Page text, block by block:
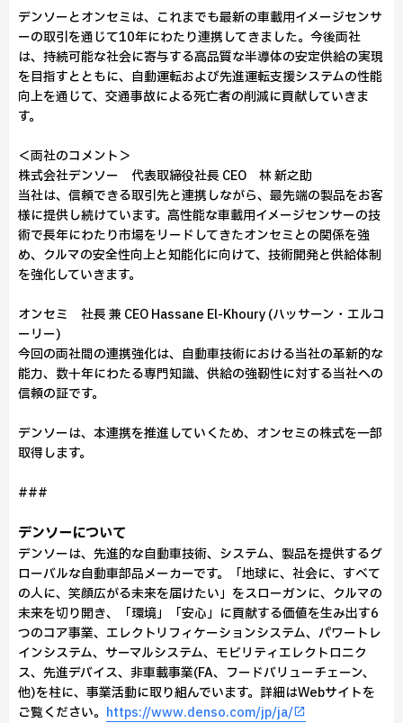
デンソーとオンセミは、これまでも最新の車載用イメージセンサ
ーの取引を通じて10年にわたり連携してきました。今後両社
は、持続可能な社会に寄与する高品質な半導体の安定供給の実現
を目指すとともに、自動運転および先進運転支援システムの性能
向上を通じて、交通事故による死亡者の削減に貢献していきま
す。
＜両社のコメント＞
株式会社デンソー 代表取締役社長 CEO 林 新之助
当社は、信頼できる取引先と連携しながら、最先端の製品をお客
様に提供し続けています。高性能な車載用イメージセンサーの技
術で長年にわたり市場をリードしてきたオンセミとの関係を強
め、クルマの安全性向上と知能化に向けて、技術開発と供給体制
を強化していきます。
オンセミ 社長 兼 CEO Hassane El-Khoury (ハッサーン・エルコ
ーリー)
今回の両社間の連携強化は、自動車技術における当社の革新的な
能力、数十年にわたる専門知識、供給の強靭性に対する当社への
信頼の証です。
デンソーは、本連携を推進していくため、オンセミの株式を一部
取得します。
###
デンソーについて
デンソーは、先進的な自動車技術、システム、製品を提供するグ
ローバルな自動車部品メーカーです。「地球に、社会に、すべて
の人に、笑顔広がる未来を届けたい」をスローガンに、クルマの
未来を切り開き、「環境」「安心」に貢献する価値を生み出す6
つのコア事業、エレクトリフィケーションシステム、パワートレ
インシステム、サーマルシステム、モビリティエレクトロニク
ス、先進デバイス、非車載事業(FA、フードバリューチェーン、
他)を柱に、事業活動に取り組んでいます。詳細はWebサイトを
ご覧ください。 https://www.denso.com/jp/ja/